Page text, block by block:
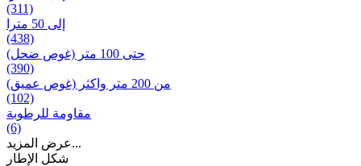
(311)
إلى 50 مترا
(438)
حتى 100 متر (غوص ضحل)
(390)
من 200 متر واکثر (غوص عميق)
(102)
مقاومة للرطوبة
(6)
عرض المزيد...
شكل الإطار